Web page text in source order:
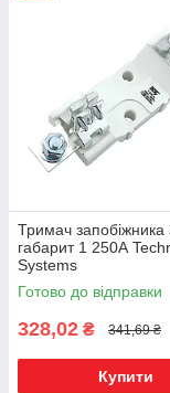
Тримач запобіжника
габарит 1 250А
Systems
Готово до відправки
328,02 ₴ 341,69 ₴
Купити